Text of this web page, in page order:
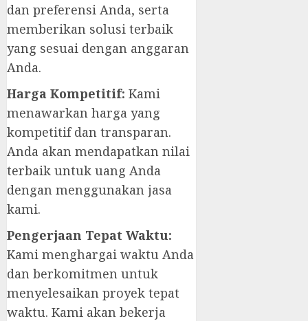
dan preferensi Anda, serta
memberikan solusi terbaik
yang sesuai dengan anggaran
Anda.
Harga Kompetitif: Kami
menawarkan harga yang
kompetitif dan transparan.
Anda akan mendapatkan nilai
terbaik untuk uang Anda
dengan menggunakan jasa
kami.
Pengerjaan Tepat Waktu:
Kami menghargai waktu Anda
dan berkomitmen untuk
menyelesaikan proyek tepat
waktu. Kami akan bekerja